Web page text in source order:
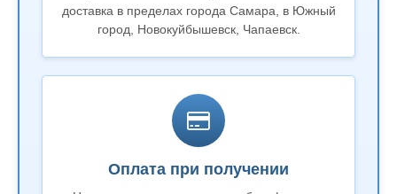
доставка в пределах города Самара, в Южный
город, Новокуйбышевск, Чапаевск.
Оплата при получении